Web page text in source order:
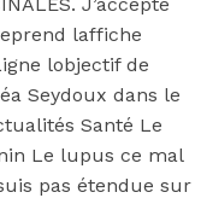
laffiche
lobjectif de
Seydoux dans le
Santé Le
Le lupus ce mal
pas étendue sur